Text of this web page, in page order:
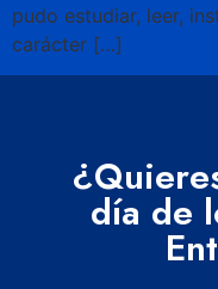
pudo estudiar, leer,
carácter […]
día de